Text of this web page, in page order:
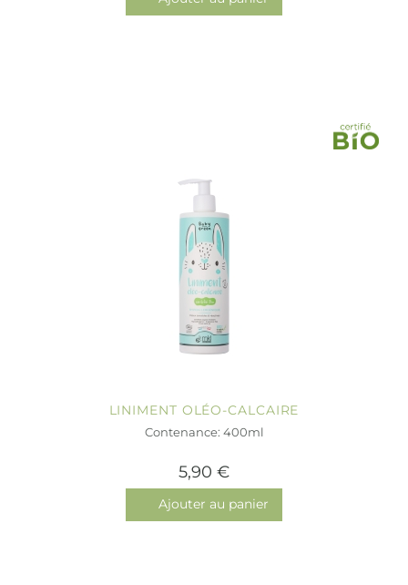
LINIMENT OLÉO-CALCAIRE
Contenance: 400ml
5,90 €
Ajouter au panier